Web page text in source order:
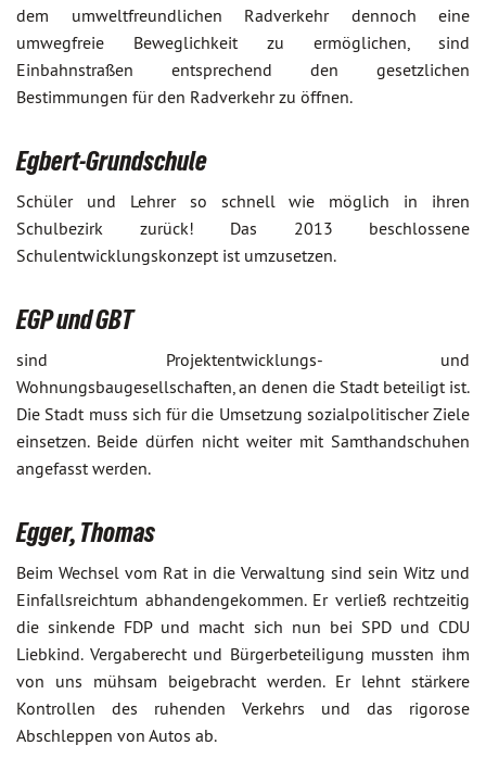
dem umweltfreundlichen Radverkehr dennoch eine
umwegfreie Beweglichkeit zu ermöglichen, sind
Einbahnstraßen entsprechend den gesetzlichen
Bestimmungen für den Radverkehr zu öffnen.
Egbert-Grundschule
Schüler und Lehrer so schnell wie möglich in ihren
Schulbezirk zurück! Das 2013 beschlossene
Schulentwicklungskonzept ist umzusetzen.
EGP und GBT
sind Projektentwicklungs- und
Wohnungsbaugesellschaften, an denen die Stadt beteiligt ist.
Die Stadt muss sich für die Umsetzung sozialpolitischer Ziele
einsetzen. Beide dürfen nicht weiter mit Samthandschuhen
angefasst werden.
Egger, Thomas
Beim Wechsel vom Rat in die Verwaltung sind sein Witz und
Einfallsreichtum abhandengekommen. Er verließ rechtzeitig
die sinkende FDP und macht sich nun bei SPD und CDU
Liebkind. Vergaberecht und Bürgerbeteiligung mussten ihm
von uns mühsam beigebracht werden. Er lehnt stärkere
Kontrollen des ruhenden Verkehrs und das rigorose
Abschleppen von Autos ab.